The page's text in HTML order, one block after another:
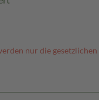
nur die